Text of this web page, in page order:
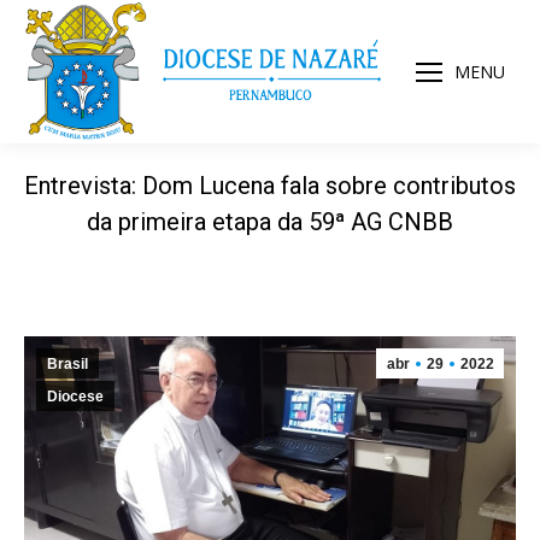
MENU
Entrevista: Dom Lucena fala sobre contributos
da primeira etapa da 59ª AG CNBB
abr 29 2022
Brasil
Diocese